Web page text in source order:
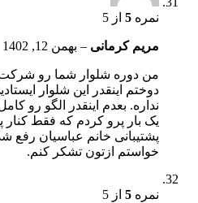
نمره 5 از 5
مریم کرمانی – بهمن 12, 1402
من دوره شلوار شما رو شرکت
دوختم اینقدر این شلوار
نداره. بعدم اینقدر الگو رو
یک بار پرو کردم که فقط
پشتیبانی خانم عباسیان
خواستم ازتون تشکر کنم.
نمره 5 از 5